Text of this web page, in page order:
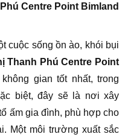
Centre Point Bimland
cuộc sống ồn ào, khói bụi
Thanh Phú Centre Point
gian tốt nhất, trong
biệt, đây sẽ là nơi xây
ấm gia đình, phù hợp cho
Một môi trường xuất sắc